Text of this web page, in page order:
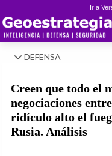
Ir a
DEFENSA
Creen que todo el
negociaciones
ridículo alto el
Rusia. Análisis